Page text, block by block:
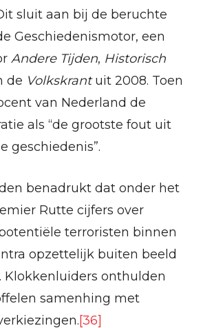
sluit aan bij de beruchte
Geschiedenismotor, een
Andere Tijden, Historisch
de Volkskrantuit 2008. Toen
van Nederland de
als “de grootste fout uit
geschiedenis”.
benadrukt dat onder het
Rutte cijfers over
terroristen binnen
opzettelijk buiten beeld
Klokkenluiders onthulden
samenhing met
[36]